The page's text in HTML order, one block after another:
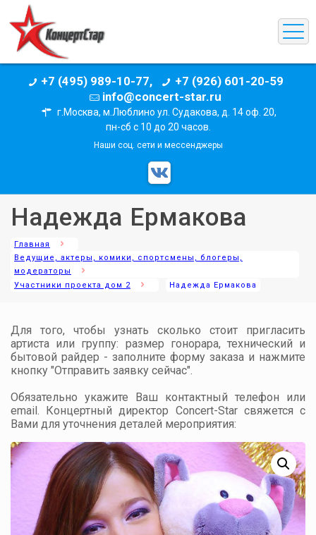
+7 (495) 989-10-77,
+7 (926) 601-20-59
info@concert-star.ru
г.Москва, м.Люблино ул. Судакова, д. 14 оф. 20,
пн-сб с 10 до 20 часов.
Наши соц. сети и мессенджеры
Надежда Ермакова
Главная
Ведущие, актеры, комики, спортсмены, блогеры,
модераторы
Участники проекта дом 2
Надежда Ермакова
Для того, чтобы узнать сколько стоит пригласить
артиста или группу: размер гонорара, технический и
бытовой райдер - заполните форму заказа и нажмите
кнопку "Отправить заявку сейчас".
Обязательно укажите Ваш контактный телефон или
email. Концертный директор Concert-Star свяжется с
Вами для уточнения деталей мероприятия: